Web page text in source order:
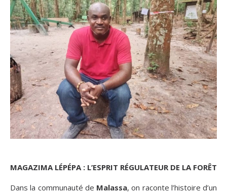
MAGAZIMA LÉPÉPA : L’ESPRIT RÉGULATEUR DE LA FORÊT
Dans la communauté de Malassa, on raconte l’histoire d’un